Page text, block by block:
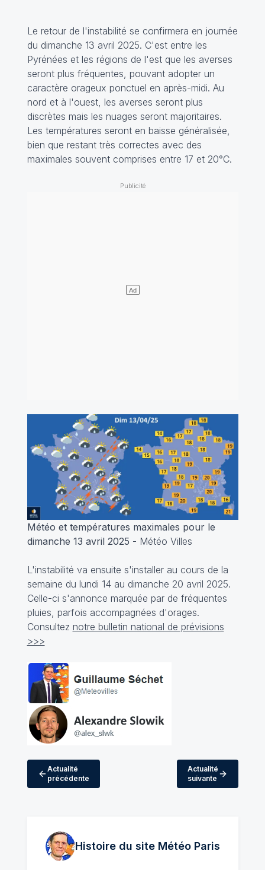
Le retour de l'instabilité se confirmera en journée
du dimanche 13 avril 2025. C'est entre les
Pyrénées et les régions de l'est que les averses
seront plus fréquentes, pouvant adopter un
caractère orageux ponctuel en après-midi. Au
nord et à l'ouest, les averses seront plus
discrètes mais les nuages seront majoritaires.
Les températures seront en baisse généralisée,
bien que restant très correctes avec des
maximales souvent comprises entre 17 et 20°C.
Météo et températures maximales pour le
dimanche 13 avril 2025 - Météo Villes
L'instabilité va ensuite s'installer au cours de la
semaine du lundi 14 au dimanche 20 avril 2025.
Celle-ci s'annonce marquée par de fréquentes
pluies, parfois accompagnées d'orages.
Consultez notre bulletin national de prévisions
>>>
Actualité
précédente
Actualité
suivante
Histoire du site MétéoParis